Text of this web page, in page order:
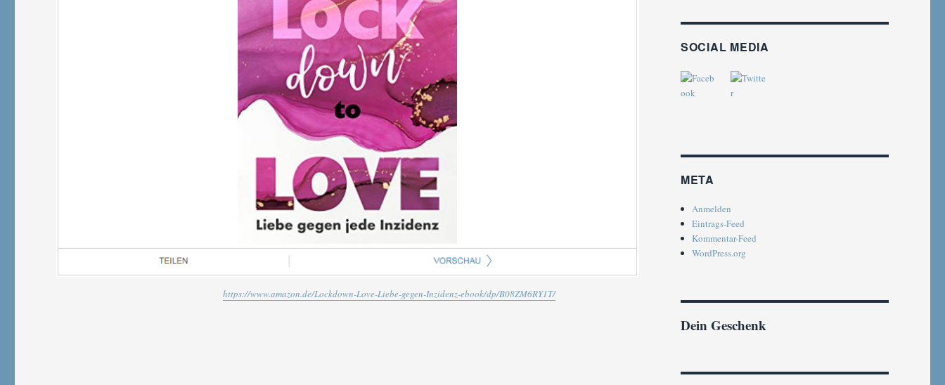
https://www.amazon.de/Lockdown-Love-Liebe-gegen-Inzidenz-ebook/dp/B08ZM6RY1T/
SOCIAL MEDIA
META
Anmelden
Eintrags-Feed
Kommentar-Feed
WordPress.org
Dein Geschenk